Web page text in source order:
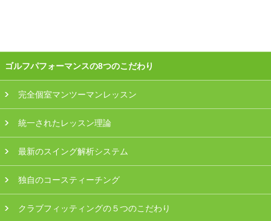
プラン・料金
店舗一覧
東京
関東（神奈川・埼玉・千葉）
中部（静岡・愛知）
ゴルフパフォーマンスの8つのこだわり
完全個室マンツーマンレッスン
統一されたレッスン理論
最新のスイング解析システム
独自のコースティーチング
クラブフィッティングの５つのこだわり